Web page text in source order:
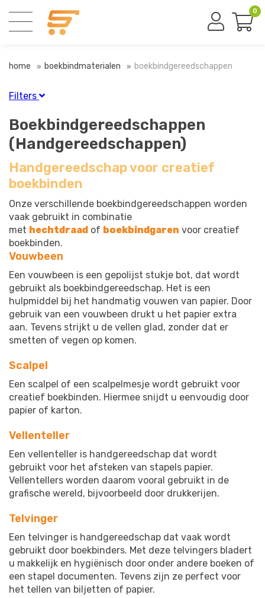
0
home boekbindmaterialen boekbindgereedschappen
Filters
Finish
Blauw(1)
Bruin (1)
Diversen(1)
Geel(1)
Naturel(4)
Oranje (1)
Rood(1)
Staal(1)
Vernikkeld
Zwart(1)
Apparaat
Papier(2)
Diameter buiten
Materiaal
Bot(4)
Diversen(1)
Hout(1)
Metaal (4)
Rubber
Staal(1)
Boekbindgereedschappen
(Handgereedschappen)
Handgereedschap voor creatief
boekbinden
Onze verschillende boekbindgereedschappen worden
vaak gebruikt in combinatie
met hechtdraad of boekbindgaren voor creatief
boekbinden.
Vouwbeen
Een vouwbeen is een gepolijst stukje bot, dat wordt
gebruikt als boekbindgereedschap. Het is een
hulpmiddel bij het handmatig vouwen van papier. Door
gebruik van een vouwbeen drukt u het papier extra
aan. Tevens strijkt u de vellen glad, zonder dat er
smetten of vegen op komen.
Scalpel
Een scalpel of een scalpelmesje wordt gebruikt voor
creatief boekbinden. Hiermee snijdt u eenvoudig door
papier of karton.
Vellenteller
Een vellenteller is handgereedschap dat wordt
gebruikt voor het afsteken van stapels papier.
Vellentellers worden daarom vooral gebruikt in de
grafische wereld, bijvoorbeeld door drukkerijen.
Telvinger
Een telvinger is handgereedschap dat vaak wordt
gebruikt door boekbinders. Met deze telvingers bladert
u makkelijk en hygiënisch door onder andere boeken of
een stapel documenten. Tevens zijn ze perfect voor
het tellen van biljetten of papier.